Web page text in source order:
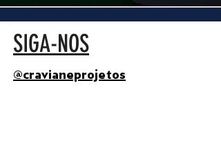
@cravianeprojetos
SIGA-NOS